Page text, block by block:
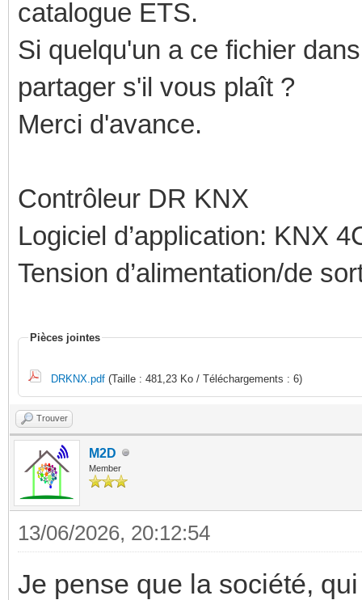
catalogue ETS.
Si quelqu'un a ce fichier
partager s'il vous plaît ?
Merci d'avance.
Contrôleur DR KNX
Logiciel d’application: KNX
Tension d’alimentation/de
Pièces jointes
DRKNX.pdf (Taille : 481,23 Ko / Téléchargements : 6)
Trouver
M2D
Member
13/06/2026, 20:12:54
Je pense que la société,